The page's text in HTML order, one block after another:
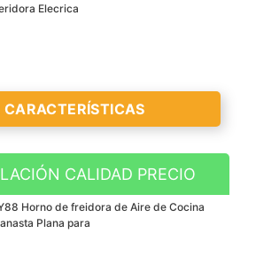
Elecrica
CARACTERÍSTICAS
20L?-
de 10L
CALIDAD PRECIO
Horno de freidora de Aire de Cocina
Plana para